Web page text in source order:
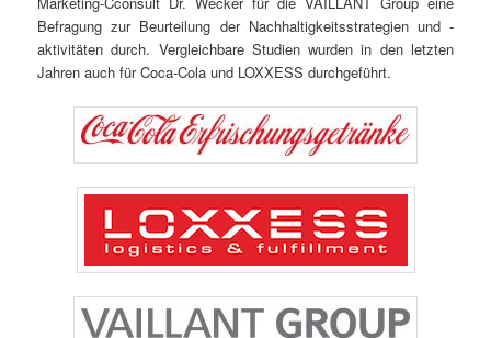
Befragung zur Beurteilung der Nachhaltigkeitsstrategien und -
aktivitäten durch. Vergleichbare Studien wurden in den letzten
Jahren auch für Coca-Cola und LOXXESS durchgeführt.